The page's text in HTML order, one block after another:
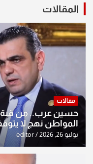
المقالات
مقالات
حسين عرب.. من قبة
المواطن نهج لا
يوليو 26, 2026 editor